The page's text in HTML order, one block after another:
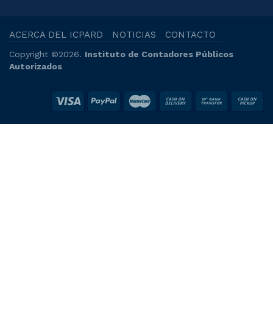
ACERCA DEL ICPARD NOTICIAS CONTACTO
Copyright ©2026. Instituto de Contadores Públicos
Autorizados